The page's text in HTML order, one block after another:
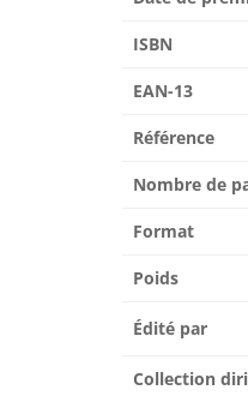
ISBN
EAN-13
Référence
Nombre de
Format
Poids
Édité par
Collection